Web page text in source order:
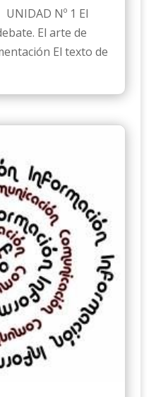
Nº 1 El
El arte de
El texto de